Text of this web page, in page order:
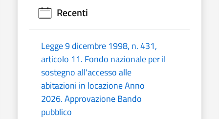
Recenti
Legge 9 dicembre 1998, n. 431,
articolo 11. Fondo nazionale per il
sostegno all'accesso alle
abitazioni in locazione Anno
2026. Approvazione Bando
pubblico